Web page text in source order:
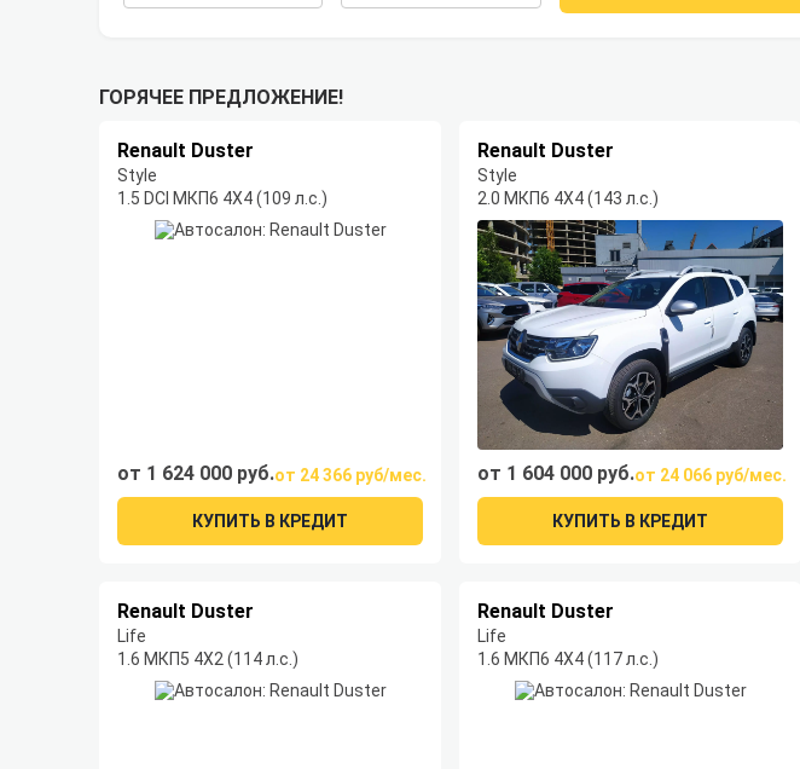
ГОРЯЧЕЕ ПРЕДЛОЖЕНИЕ!
Renault Duster
Style
1.5 DCI МКП6 4Х4 (109 л.с.)
от 1 624 000 руб.от 24 366 руб/мес.
КУПИТЬ В КРЕДИТ
Renault Duster
Style
2.0 МКП6 4Х4 (143 л.с.)
от 1 604 000 руб.от 24 066 руб/мес.
КУПИТЬ В КРЕДИТ
Renault Duster
Life
1.6 МКП5 4Х2 (114 л.с.)
Renault Duster
Life
1.6 МКП6 4Х4 (117 л.с.)